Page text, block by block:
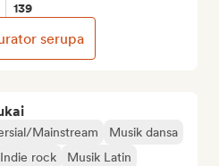
Mainstream
Musik dansa
Indie rock
Musik Latin
139
serupa